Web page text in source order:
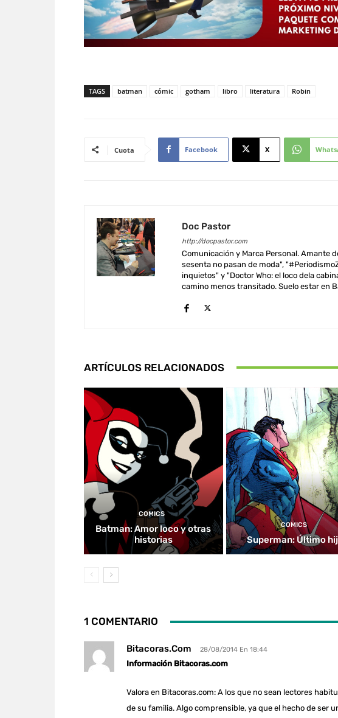
TAGS batman cómic gotham libro literatura Robin
Cuota Facebook X
Doc Pastor
http://docpastor.com
Comunicación y Marca Personal. Amante
sesenta no pasan de moda",
inquietos" y "Doctor Who: el loco dela
camino menos transitado. Suelo estar en
ARTÍCULOS RELACIONADOS
COMICS
Batman: Amor loco y otras
historias
COMICS
Superman: Último
1 COMENTARIO
Bitacoras.com 28/08/2014 En 18:44
Información Bitacoras.com
Valora en Bitacoras.com: A los que no sean lectores
de su familia. Algo comprensible, ya que el hecho de ser